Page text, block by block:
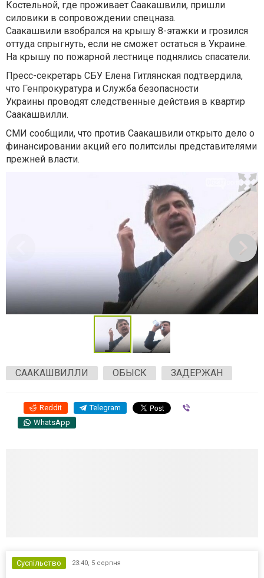
Костельной, где проживает Саакашвили, пришли
силовики в сопровождении спецназа.
Саакашвили взобрался на крышу 8-этажки и грозился
оттуда спрыгнуть, если не сможет остаться в Украине.
На крышу по пожарной лестнице поднялись спасатели.
Пресс-секретарь СБУ Елена Гитлянская подтвердила,
что Генпрокуратура и Служба безопасности
Украины проводят следственные действия в квартир
Саакашвилли.
СМИ сообщили, что против Саакашвили открыто дело о
финансировании акций его политсилы представителями
прежней власти.
СААКАШВИЛЛИ ОБЫСК ЗАДЕРЖАН
Reddit Telegram
WhatsApp
Суспільство 23:40, 5 серпня